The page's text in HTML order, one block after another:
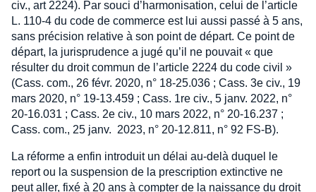
civ., art 2224). Par souci d’harmonisation, celui de l’article
L. 110-4 du code de commerce est lui aussi passé à 5 ans,
sans précision relative à son point de départ. Ce point de
départ, la jurisprudence a jugé qu’il ne pouvait « que
résulter du droit commun de l’article 2224 du code civil »
(Cass. com., 26 févr. 2020, n° 18-25.036 ; Cass. 3e civ., 19
mars 2020, n° 19-13.459 ; Cass. 1re civ., 5 janv. 2022, n°
20-16.031 ; Cass. 2e civ., 10 mars 2022, n° 20-16.237 ;
Cass. com., 25 janv. 2023, n° 20-12.811, n° 92 FS-B).
La réforme a enfin introduit un délai au-delà duquel le
report ou la suspension de la prescription extinctive ne
peut aller, fixé à 20 ans à compter de la naissance du droit